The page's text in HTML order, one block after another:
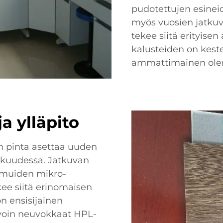
pudotettujen
myös vuosien
tekee siitä erityisen
kalusteiden on
ammattimainen
ylläpito
pinta asettaa uuden
Jatkuvan
mikro-
siitä erinomaisen
ensisijainen
neuvokkaat HPL-